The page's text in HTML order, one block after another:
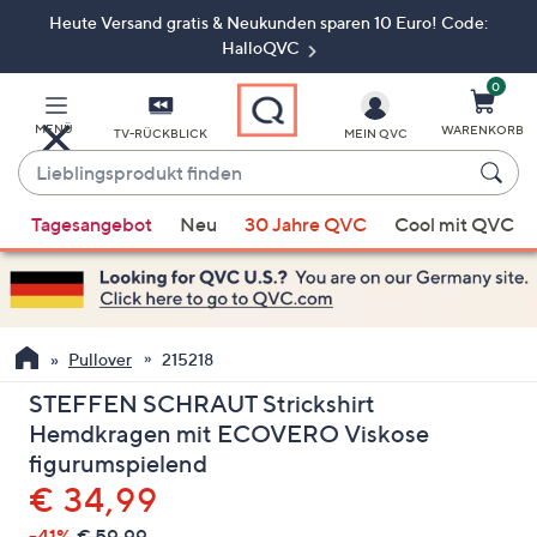
ZumHeute Versand gratis & Neukunden sparen 10 Euro! Code:
HalloQVC
MENÜ TV-RÜCKBLICK
Lieblingsprodukt
finden
Vorschläge
verfügbar
sind,
verwenden
Sie
die
Pfeiltasten
nach
oben
und
nach
MEIN QVC
0
WARENKORB
Tagesangebot Neu 30 Jahre QVC Cool mit QVC
Pullover 215218
STEFFEN SCHRAUT Strickshirt
Hemdkragen mit ECOVERO Viskose
figurumspielend
Gelöscht
€ 34,99